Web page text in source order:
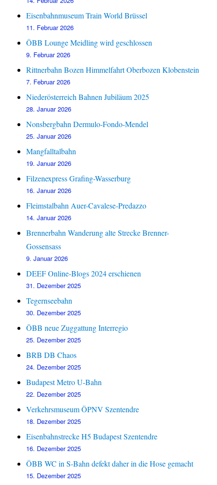
Eisenbahnmuseum Train World Brüssel
11. Februar 2026
ÖBB Lounge Meidling wird geschlossen
9. Februar 2026
Rittnerbahn Bozen Himmelfahrt Oberbozen Klobenstein
7. Februar 2026
Niederösterreich Bahnen Jubiläum 2025
28. Januar 2026
Nonsbergbahn Dermulo-Fondo-Mendel
25. Januar 2026
Mangfalltalbahn
19. Januar 2026
Filzenexpress Grafing-Wasserburg
16. Januar 2026
Fleimstalbahn Auer-Cavalese-Predazzo
14. Januar 2026
Brennerbahn Wanderung alte Strecke Brenner-
Gossensass
9. Januar 2026
DEEF Online-Blogs 2024 erschienen
31. Dezember 2025
Tegernseebahn
30. Dezember 2025
ÖBB neue Zuggattung Interregio
25. Dezember 2025
BRB DB Chaos
24. Dezember 2025
Budapest Metro U-Bahn
22. Dezember 2025
Verkehrsmuseum ÖPNV Szentendre
18. Dezember 2025
Eisenbahnstrecke H5 Budapest Szentendre
16. Dezember 2025
ÖBB WC in S-Bahn defekt daher in die Hose gemacht
15. Dezember 2025